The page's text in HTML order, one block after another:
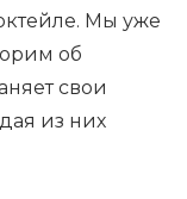
Мы уже
об
свои
из них